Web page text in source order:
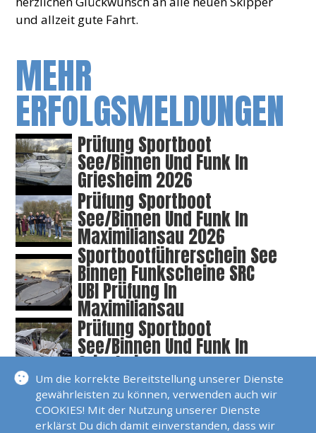
und allzeit gute Fahrt.
MEHR
ERFOLGSMELDUNGEN
Prüfung Sportboot
See/Binnen Und Funk In
Griesheim 2026
Prüfung Sportboot
See/Binnen Und Funk In
Maximiliansau 2026
Sportbootführerschein See
Binnen Funkscheine SRC
UBI Prüfung In
Maximiliansau
Prüfung Sportboot
See/Binnen Und Funk In
Griesheim
SKS Prüfungstörn Trogir
2025
Um die korrekte Bereitstellung unserer Dienste
gewährleisten zu können, verwenden auch wir
COOKIES! Mit der Nutzung unserer Dienste
erklärst Du dich damit einverstanden, dass wir